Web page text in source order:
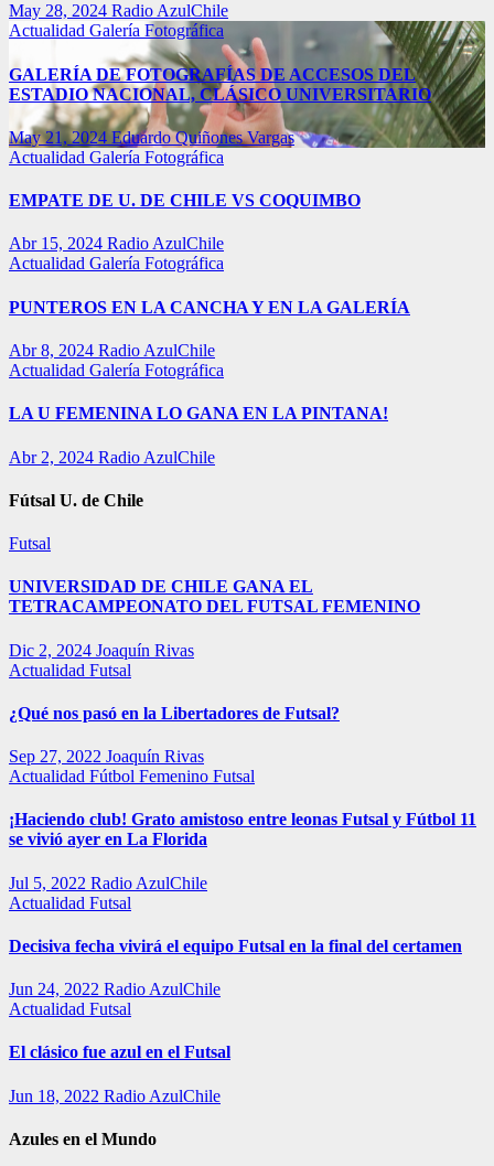
May 28, 2024 Radio AzulChile
Actualidad Galería Fotográfica
GALERÍA DE FOTOGRAFÍAS DE ACCESOS DEL
ESTADIO NACIONAL, CLÁSICO UNIVERSITARIO
May 21, 2024 Eduardo Quiñones Vargas
Actualidad Galería Fotográfica
EMPATE DE U. DE CHILE VS COQUIMBO
Abr 15, 2024 Radio AzulChile
Actualidad Galería Fotográfica
PUNTEROS EN LA CANCHA Y EN LA GALERÍA
Abr 8, 2024 Radio AzulChile
Actualidad Galería Fotográfica
LA U FEMENINA LO GANA EN LA PINTANA!
Abr 2, 2024 Radio AzulChile
Fútsal U. de Chile
Futsal
UNIVERSIDAD DE CHILE GANA EL
TETRACAMPEONATO DEL FUTSAL FEMENINO
Dic 2, 2024 Joaquín Rivas
Actualidad Futsal
¿Qué nos pasó en la Libertadores de Futsal?
Sep 27, 2022 Joaquín Rivas
Actualidad Fútbol Femenino Futsal
¡Haciendo club! Grato amistoso entre leonas Futsal y Fútbol 11
se vivió ayer en La Florida
Jul 5, 2022 Radio AzulChile
Actualidad Futsal
Decisiva fecha vivirá el equipo Futsal en la final del certamen
Jun 24, 2022 Radio AzulChile
Actualidad Futsal
El clásico fue azul en el Futsal
Jun 18, 2022 Radio AzulChile
Azules en el Mundo